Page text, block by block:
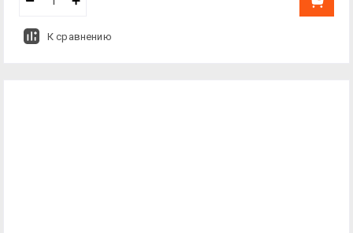
К сравнению